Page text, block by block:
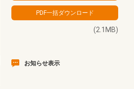
(2.1MB)
お知らせ表示